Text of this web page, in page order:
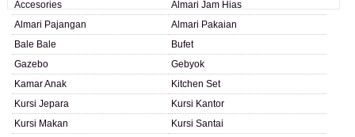
Accesories
Almari Jam Hias
Almari Pajangan
Almari Pakaian
Bale Bale
Bufet
Gazebo
Gebyok
Kamar Anak
Kitchen Set
Kursi Jepara
Kursi Kantor
Kursi Makan
Kursi Santai